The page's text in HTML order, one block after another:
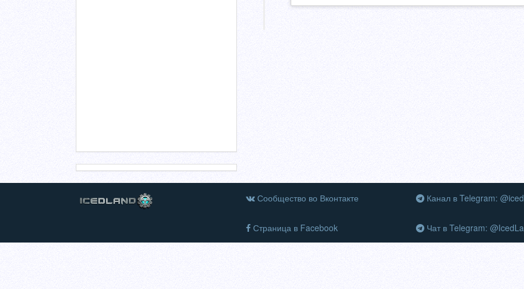
Сообщество во Вконтакте
Страница в Facebook
Канал в Telegram:
Чат в Telegram: